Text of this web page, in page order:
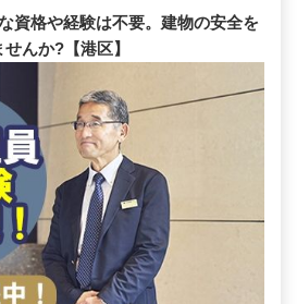
資格や経験は不要。建物の安全を
んか?【港区】